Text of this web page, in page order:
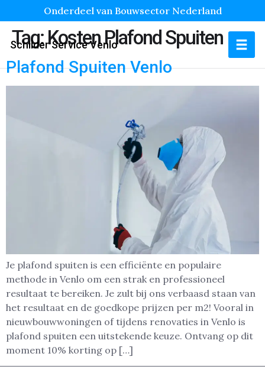
Onderdeel van Bouwsector Nederland
Schilder Service Venlo
Tag:Kosten Plafond Spuiten
Plafond Spuiten Venlo
Je plafond spuiten is een efficiënte en populaire
methode in Venlo om een strak en professioneel
resultaat te bereiken. Je zult bij ons verbaasd staan van
het resultaat en de goedkope prijzen per m2! Vooral in
nieuwbouwwoningen of tijdens renovaties in Venlo is
plafond spuiten een uitstekende keuze. Ontvang op dit
moment 10% korting op […]